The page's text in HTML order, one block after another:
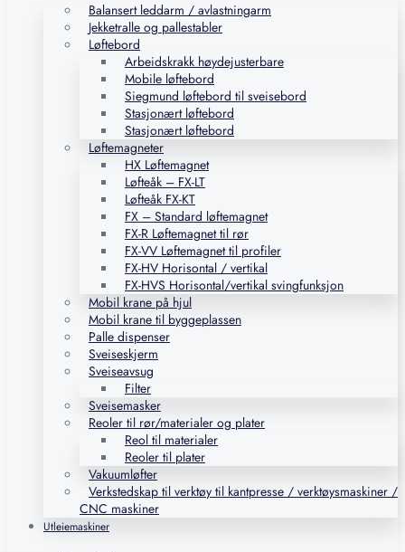
Balansert leddarm / avlastningarm
Jekketralle og pallestabler
Løftebord
Arbeidskrakk høydejusterbare
Mobile løftebord
Siegmund løftebord til sveisebord
Stasjonært løftebord
Stasjonært løftebord
Løftemagneter
HX Løftemagnet
Løfteåk – FX-LT
Løfteåk FX-KT
FX – Standard løftemagnet
FX-R Løftemagnet til rør
FX-VV Løftemagnet til profiler
FX-HV Horisontal / vertikal
FX-HVS Horisontal/vertikal svingfunksjon
Mobil krane på hjul
Mobil krane til byggeplassen
Palle dispenser
Sveiseskjerm
Sveiseavsug
Filter
Sveisemasker
Reoler til rør/materialer og plater
Reol til materialer
Reoler til plater
Vakuumløfter
Verkstedskap til verktøy til kantpresse / verktøysmaskiner /
CNC maskiner
Utleiemaskiner